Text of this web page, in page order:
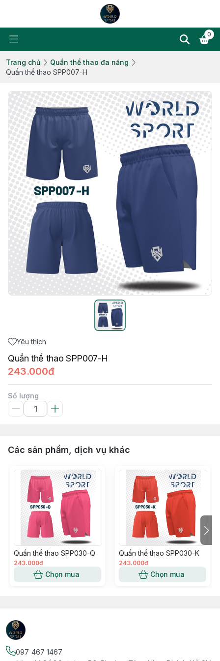
0
Trang chủ
Quần thể thao đa năng
Quần thể thao SPP007-H
Yêu thích
Quần thể thao SPP007-H
243.000đ
Số lượng
Các sản phẩm, dịch vụ khác
Quần thể thao SPP030-Q
243.000đ
Chọn mua
Quần thể thao SPP030-K
243.000đ
Chọn mua
097 467 1467